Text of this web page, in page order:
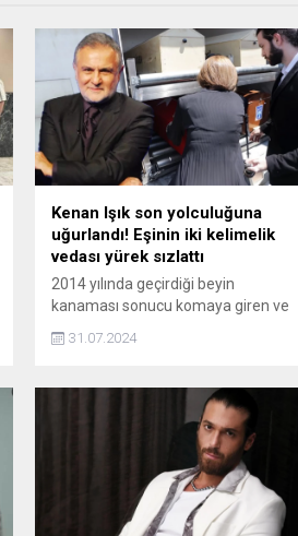
Kenan Işık son yolculuğuna
uğurlandı! Eşinin iki kelimelik
vedası yürek sızlattı
2014 yılında geçirdiği beyin
kanaması sonucu komaya giren ve
önceki gün hayatını kaybeden usta
oyuncu Kenan Işık, Ankara'da
ardından son yolculuğuna uğurlandı.
Beril Işık, eşinin tabutuna cenaze
aracına konulduktan sonra son kez
dokunarak "Güle güle" diyerek veda
31.07.2024